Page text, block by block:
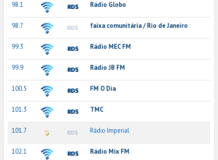
98.1 Rádio Globo
98.7 faixa comunitária / Rio de Janeiro
99.3 Rádio MEC FM
99.9 Rádio JB FM
100.5 FM O Dia
101.3 TMC
101.7 Rádio Imperial
102.1 Rádio Mix FM